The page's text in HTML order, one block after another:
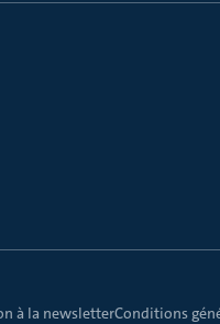
à la newsletterConditions